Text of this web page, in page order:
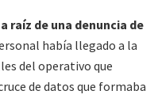
raíz de una denuncia de
había llegado a la
del operativo que
de datos que formaba